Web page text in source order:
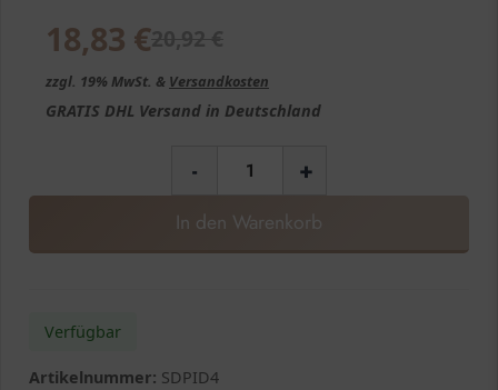
18,83 €
zzgl. 19% MwSt. & Versandkosten
GRATIS DHL Versand in Deutschland
- +
In den Warenkorb
Verfügbar
Artikelnummer: SDPID4